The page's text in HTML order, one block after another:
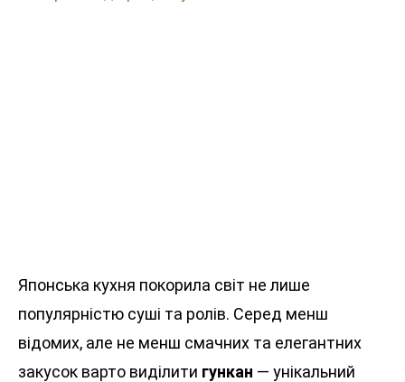
Японська кухня покорила світ не лише
популярністю суші та ролів. Серед менш
відомих, але не менш смачних та елегантних
закусок варто виділити гункан — унікальний